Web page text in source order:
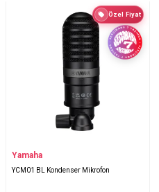
Özel Fiyat
Yamaha
YCM01 BL Kondenser Mikrofon